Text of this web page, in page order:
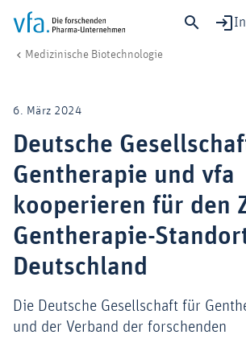
Forschung & Entwicklung
Gesundheit & Versorgung
Wirtschaft & Standort
Digitalisierung & KI
Verband & Mitglieder
Mitglied werden!
Medien
Medizinische Biotechnologie
6. März 2024
Deutsche
Gentherapie und vfa
kooperieren für den
Gentherapie-
Deutschland
Die Deutsche Gesellschaft für
und der Verband der forschenden